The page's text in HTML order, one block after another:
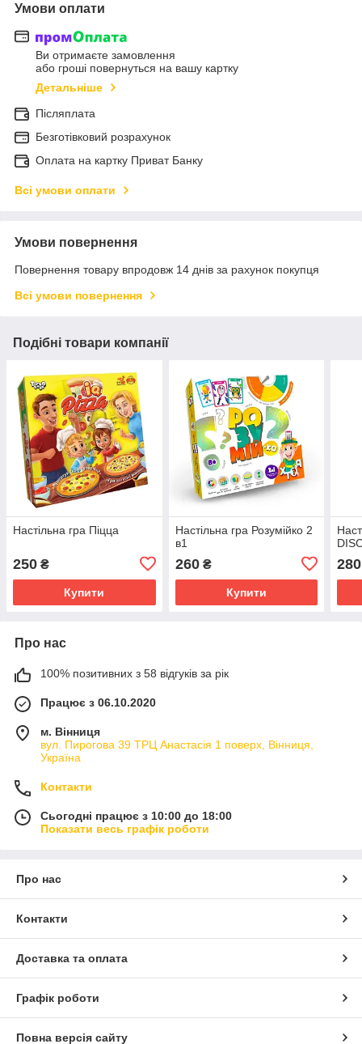
Умови оплати
Ви отримаєте замовлення
або гроші повернуться на вашу картку
Детальніше
Післяплата
Безготівковий розрахунок
Оплата на картку Приват Банку
Всі умови оплати
Умови повернення
Повернення товару впродовж 14 днів за рахунок покупця
Всі умови повернення
Подібні товари компанії
Настільна гра Піцца
250 ₴
Купити
Настільна гра Розумійко 2
в1
260₴
Купити
280
Про нас
100% позитивних з 58 відгуків за рік
Працює з 06.10.2020
м. Вінниця
вул. Пирогова 39 ТРЦ Анастасія 1 поверх, Вінниця,
Україна
Контакти
Сьогодні працює з 10:00 до 18:00
Показати весь графік роботи
Про нас
Контакти
Доставка та оплата
Графік роботи
Повна версія сайту